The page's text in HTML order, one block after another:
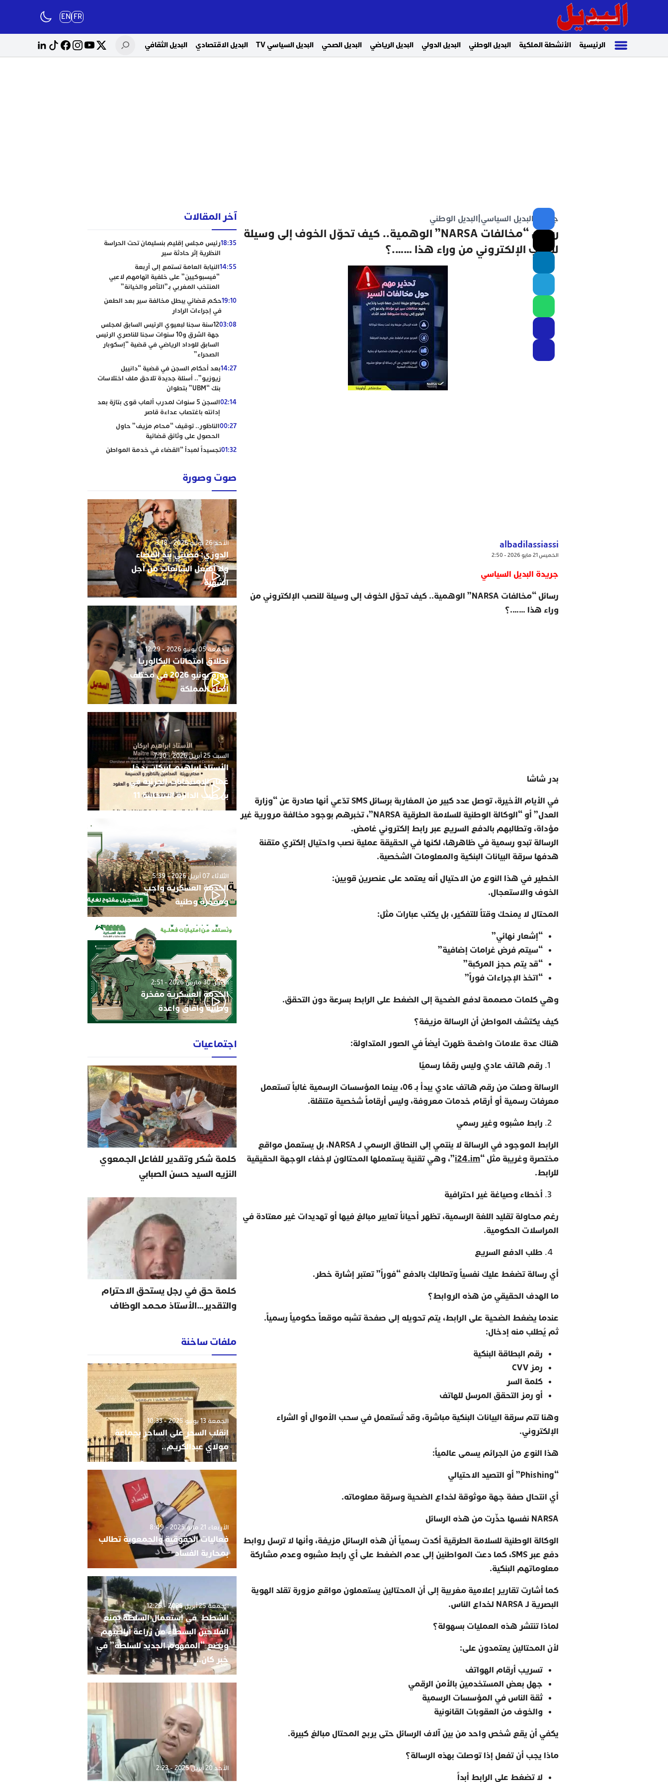
FR
EN
الرئيسية الأنشطة الملكية البديل الوطني البديل الدولي البديل الرياضي البديل الصحي البديل السياسي TV البديل الاقتصادي البديل الثقافي
جريدة البديل السياسي البديل الوطني
رسائل “مخالفات NARSA” الوهمية.. كيف تحوّل الخوف إلى وسيلة
للنصب الإلكتروني من وراء هذا …….؟
albadilassiassi
الخميس 21 مايو 2026 - 2:50
جريدة البديل السياسي
رسائل “مخالفات
الوهمية.. كيف تحوّل الخوف إلى وسيلة للنصب الإلكتروني من
وراء هذا …….؟
بدر شاشا
في الأيام الأخيرة، توصل عدد كبير من المغاربة برسائل
تدّعي أنها صادرة عن “وزارة
العدل” أو “الوكالة الوطنية للسلامة الطرقية
، تخبرهم بوجود مخالفة مرورية غير
مؤداة، وتطالبهم بالدفع السريع عبر رابط إلكتروني غامض.
الرسالة تبدو رسمية في ظاهرها، لكنها في الحقيقة عملية نصب واحتيال إلكتري متقنة
هدفها سرقة البيانات البنكية والمعلومات الشخصية.
الخطير في هذا النوع من الاحتيال أنه يعتمد على عنصرين قويين:
الخوف والاستعجال.
المحتال لا يمنحك وقتاً للتفكير، بل يكتب عبارات مثل:
“إشعار نهائي”
“سيتم فرض غرامات إضافية”
“قد يتم حجز المركبة”
“اتخذ الإجراءات فوراً”
وهي كلمات مصممة لدفع الضحية إلى الضغط على الرابط بسرعة دون التحقق.
كيف يكتشف المواطن أن الرسالة مزيفة؟
هناك عدة علامات واضحة ظهرت أيضاً في الصور المتداولة:
رقم هاتف عادي وليس رقمًا رسميًا
الرسالة وصلت من رقم هاتف عادي يبدأ بـ 06، بينما المؤسسات الرسمية غالباً تستعمل
معرفات رسمية أو أرقام خدمات معروفة، وليس أرقاماً شخصية متنقلة.
رابط مشبوه وغير رسمي
الرابط الموجود في الرسالة لا ينتمي إلى النطاق الرسمي لـNARSA
، بل يستعمل مواقع
مختصرة وغريبة مثل “
i24.im
”، وهي تقنية يستعملها المحتالون لإخفاء الوجهة الحقيقية
للرابط.
أخطاء وصياغة غير احترافية
رغم محاولة تقليد اللغة الرسمية، تظهر أحياناً تعابير مبالغ فيها أو تهديدات غير معتادة في
المراسلات الحكومية.
طلب الدفع السريع
أي رسالة تضغط عليك نفسياً وتطالبك بالدفع “فوراً” تعتبر إشارة خطر.
ما الهدف الحقيقي من هذه الروابط؟
عندما يضغط الضحية على الرابط، يتم تحويله إلى صفحة تشبه موقعاً حكومياً رسمياً.
ثم يُطلب منه إدخال:
رقم البطاقة البنكية
رمز
كلمة السر
أو رمز التحقق المرسل للهاتف
وهنا تتم سرقة البيانات البنكية مباشرة، وقد تُستعمل في سحب الأموال أو الشراء
الإلكتروني.
هذا النوع من الجرائم يسمى عالمياً:
“Phishing”
أو التصيد الاحتيالي
أي انتحال صفة جهة موثوقة لخداع الضحية وسرقة معلوماته.
NARSA نفسها حذّرت من هذه الرسائل
الوكالة الوطنية للسلامة الطرقية أكدت رسمياً أن هذه الرسائل مزيفة، وأنها لا ترسل روابط
دفع عبر
، كما دعت المواطنين إلى عدم الضغط على أي رابط مشبوه وعدم مشاركة
معلوماتهم البنكية.
كما أشارت تقارير إعلامية مغربية إلى أن المحتالين يستعملون مواقع مزورة تقلد الهوية
البصرية لـNARSA لخداع الناس.
لماذا تنتشر هذه العمليات بسهولة؟
لأن المحتالين يعتمدون على:
تسريب أرقام الهواتف
جهل بعض المستخدمين بالأمن الرقمي
ثقة الناس في المؤسسات الرسمية
والخوف من العقوبات القانونية
يكفي أن يقع شخص واحد من بين آلاف الرسائل حتى يربح المحتال مبالغ كبيرة.
ماذا يجب أن تفعل إذا توصلت بهذه الرسالة؟
لا تضغط على الرابط أبداً
آخر المقالات
18:35رئيس مجلس إقليم بنسليمان تحت الحراسة
النظرية إثر حادثة سير
14:55النيابة العامة تستمع إلى أربعة
“فيسبوكيين” على خلفية اتهامهم لاعبي
المنتخب المغربي بـ”التآمر والخيانة”
19:10حكم قضائي يبطل مخالفة سير بعد الطعن
في إجراءات الرادار
03:08
12سنة سجنا لبعيوي الرئيس السابق لمجلس
جهة الشرق و10 سنوات سجنا للناصري الرئيس
السابق للوداد الرياضي في قضية “إسكوبار
الصحراء”
14:27بعد أحكام السجن في قضية “دانييل
زيوزيو”.. أسئلة جديدة تلاحق ملف اختلاسات
بنك “UBM” بتطوان
02:14
السجن 5 سنوات لمدرب ألعاب قوى بتازة بعد
إدانته باغتصاب عداءة قاصر
00:27الناظور.. توقيف “محام مزيف” حاول
الحصول على وثائق قضائية
01:32تجسيداً لمبدأ “القضاء في خدمة المواطن
02:13رؤساء ونقباء للمحامين يتضامنون مع الاستاذ
حاجي .
02:13من يحمي وجدة من كارثة عقارية وشيكة؟
أحكام نافذة، رسوم مجمدة، ومشاريع
سكنية مشبوهة تهدد هيبة القانون وأمن
التعمير
صوت وصورة
الأحد 26 يوليو 2026 - 3:18
الدوزي: قضيتي بيد القضاء
ولا أفتعل الشائعات من أجل
الشهرة
الجمعة 05 يونيو 2026 - 12:29
نطلاق امتحانات البكالوريا
دورة يونيو 2026 في مختلف
أنحاء المملكة
السبت 25 أبريل 2026 - 7:30
الأستاذ ابراهيم ابركان يدخل
غمار الامنتخابات الجزئية في
بن طيب الدائرة الانتخابية 11
الثلاثاء 07 أبريل 2026 - 5:39
الخدمة العسكرية واجب
ومفخرة وطنية
الإثنين 30 مارس 2026 - 2:51
الخدمة العسكرية مفخرة
وطنية وافاق واعدة
اجتماعيات
كلمة شكر وتقدير للفاعل الجمعوي
النزيه السيد حسن الصبابي
كلمة حق في رجل يستحق الاحترام
والتقدير…الأستاذ محمد الوظاف
ملفات ساخنة
الجمعة 13 يونيو 2025 - 10:33
انقلب السحر على الساحر بجماعة
مولاي عبدالكريم..
الأربعاء 21 مايو 2025 - 8:49
فعاليات الحقوقية والجمعوية تطالب
بمحاربة الفساد
الجمعة 25 أبريل 2025 - 12:25
الشطط في استعمال السلطة يمنع
الفلاحين البسطاء من زراعة أراضيهم
ويضع “المفهوم الجديد للسلطة” في
خبر كان..
الأحد 20 أبريل 2025 - 2:23